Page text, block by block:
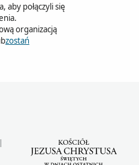
aby połączyli się
organizacją
zostań
|